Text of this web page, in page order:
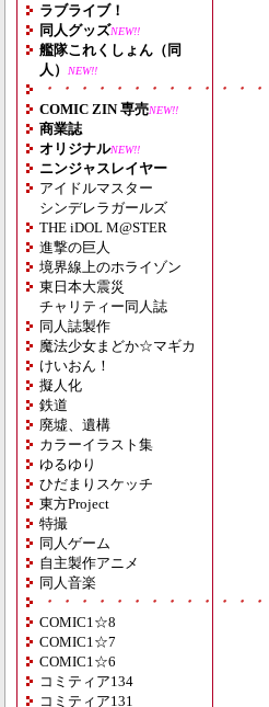
ラブライブ！
同人グッズNEW!!
艦隊これくしょん（同
人）
NEW!!
・・・・・・・・・・・・
COMIC ZIN 専売NEW!!
商業誌
オリジナルNEW!!
ニンジャスレイヤー
アイドルマスター
シンデレラガールズ
THE iDOL M@STER
進撃の巨人
境界線上のホライゾン
東日本大震災
チャリティー同人誌
同人誌製作
魔法少女まどか☆マギカ
けいおん！
擬人化
鉄道
廃墟、遺構
カラーイラスト集
ゆるゆり
ひだまりスケッチ
東方Project
特撮
同人ゲーム
自主製作アニメ
同人音楽
・・・・・・・・・・・・
COMIC1☆8
COMIC1☆7
COMIC1☆6
コミティア134
コミティア131